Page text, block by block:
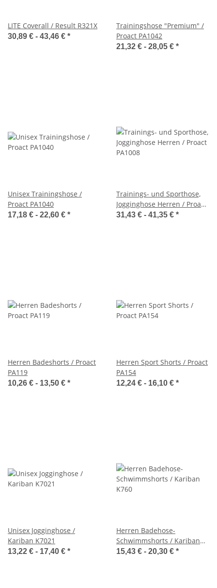
LITE Coverall / Result R321X
30,89 € - 43,46 € *
Trainingshose "Premium" /
Proact PA1042
21,32 € - 28,05 € *
Unisex Trainingshose /
Proact PA1040
17,18 € - 22,60 € *
Trainings- und Sporthose,
Jogginghose Herren / Proact
PA1008
31,43 € - 41,35 € *
Herren Badeshorts / Proact
PA119
10,26 € - 13,50 € *
Herren Sport Shorts / Proact
PA154
12,24 € - 16,10 € *
Unisex Jogginghose /
Kariban K7021
13,22 € - 17,40 € *
Herren Badehose-
Schwimmshorts / Kariban
K760
15,43 € - 20,30 € *